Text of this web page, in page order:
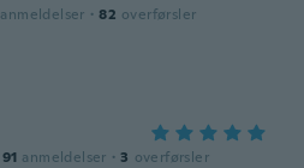
anmeldelser · 82 overførsler
91 anmeldelser · 3 overførsler